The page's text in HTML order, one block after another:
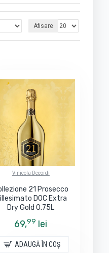
Afisare
Vinicola Decordi
21 Prosecco
DOC Extra
Dry Gold 0.75L
69,99 lei
ADAUGĂ ÎN COŞ